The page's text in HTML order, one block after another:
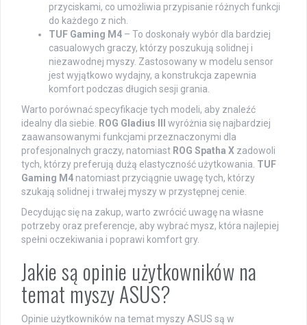
przyciskami, co umożliwia przypisanie różnych funkcji
do każdego z nich.
TUF Gaming M4 – To doskonały wybór dla bardziej
casualowych graczy, którzy poszukują solidnej i
niezawodnej myszy. Zastosowany w modelu sensor
jest wyjątkowo wydajny, a konstrukcja zapewnia
komfort podczas długich sesji grania.
Warto porównać specyfikacje tych modeli, aby znaleźć
idealny dla siebie.
ROG Gladius III
wyróżnia się najbardziej
zaawansowanymi funkcjami przeznaczonymi dla
profesjonalnych graczy, natomiast ROG Spatha X zadowoli
tych, którzy preferują dużą elastyczność użytkowania. TUF
Gaming M4 natomiast przyciągnie uwagę tych, którzy
szukają solidnej i trwałej myszy w przystępnej cenie.
Decydując się na zakup, warto zwrócić uwagę na własne
potrzeby oraz preferencje, aby wybrać mysz, która najlepiej
spełni oczekiwania i poprawi komfort gry.
Jakie są opinie użytkowników na
temat myszy ASUS?
Opinie użytkowników na temat myszy ASUS są w